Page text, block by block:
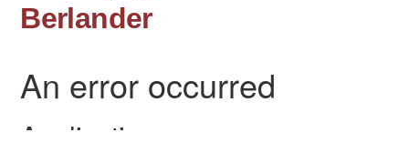
Berlander